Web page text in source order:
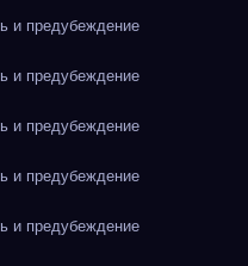
и предубеждение
и предубеждение
и предубеждение
и предубеждение
и предубеждение